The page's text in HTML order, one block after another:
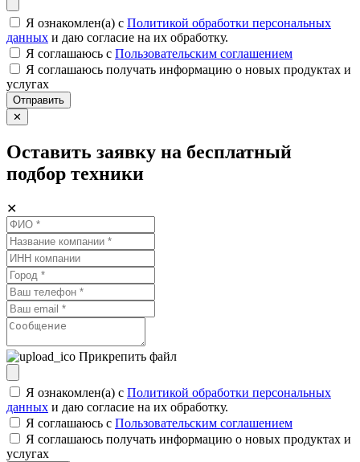
Я ознакомлен(а) с Политикой обработки персональных
данных и даю согласие на их обработку.
Я соглашаюсь c Пользовательским соглашением
Я соглашаюсь получать информацию о новых продуктах и
услугах
Отправить
✕
Оставить заявку на бесплатный
подбор техники
✕
Прикрепить файл
Я ознакомлен(а) с Политикой обработки персональных
данных и даю согласие на их обработку.
Я соглашаюсь c Пользовательским соглашением
Я соглашаюсь получать информацию о новых продуктах и
услугах